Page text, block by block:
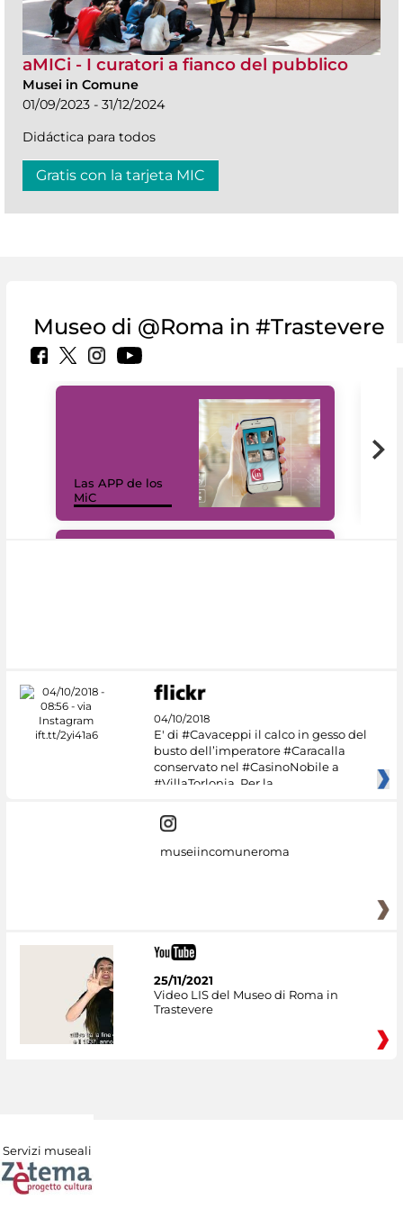
aMICi - I curatori a fianco del pubblico
Musei in Comune
01/09/2023 - 31/12/2024
Didáctica para todos
Gratis con la tarjeta MIC
Museo di @Roma in #Trastevere
Las APP de los
MiC
04/10/2018
E' di #Cavaceppi il calco in gesso del
busto dell’imperatore #Caracalla
conservato nel #CasinoNobile a
#VillaTorlonia. Per la
museiincomuneroma
25/11/2021
Video LIS del Museo di Roma in
Trastevere
Servizi museali